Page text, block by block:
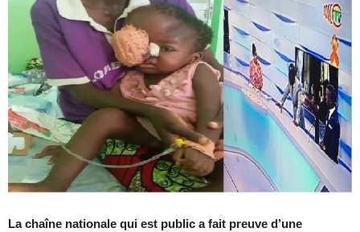
La chaîne nationale qui est public a fait preuve d’une